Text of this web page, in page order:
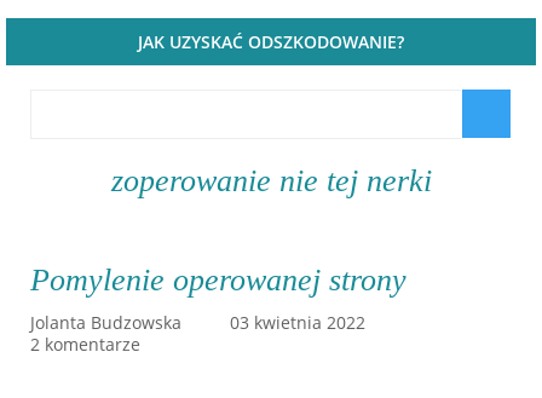
JAK UZYSKAĆ ODSZKODOWANIE?
zoperowanie nie tej nerki
Pomylenie operowanej strony
Jolanta Budzowska
03 kwietnia 2022
2 komentarze